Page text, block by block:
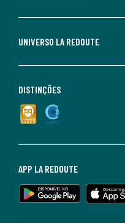
UNIVERSO LA REDOUTE
APP LA REDOUTE
DISTINÇÕES